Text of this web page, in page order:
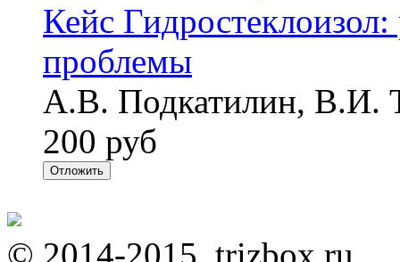
Кейс
проблемы
А.В. Подкатилин, В.И.
200 руб
Отложить